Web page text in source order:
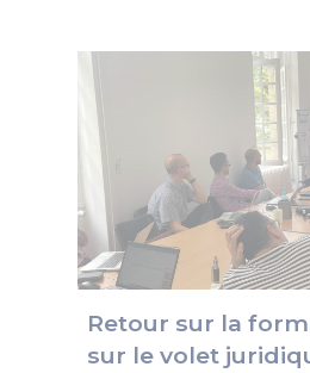
Retour sur la
sur le volet